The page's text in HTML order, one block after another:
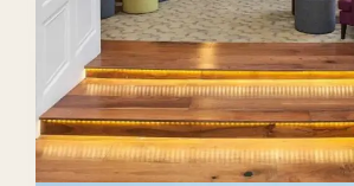
reservas directas: revisión de
fricciones en la reserva y los
real.
Leer el artículo completo